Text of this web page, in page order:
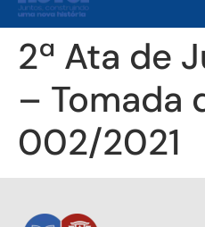
2ª Ata de
– Tomada
002/2021